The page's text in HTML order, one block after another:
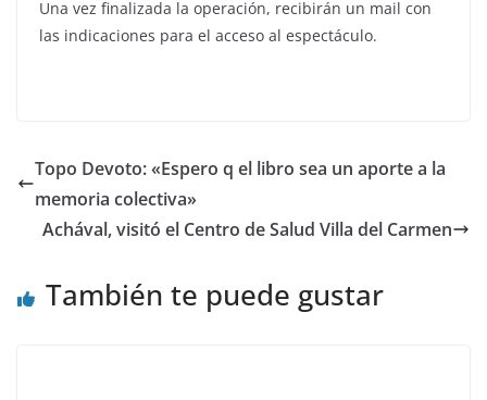
Una vez finalizada la operación, recibirán un mail con
las indicaciones para el acceso al espectáculo.
Topo Devoto: «Espero q el libro sea un aporte a la
memoria colectiva»
Achával, visitó el Centro de Salud Villa del Carmen
También te puede gustar